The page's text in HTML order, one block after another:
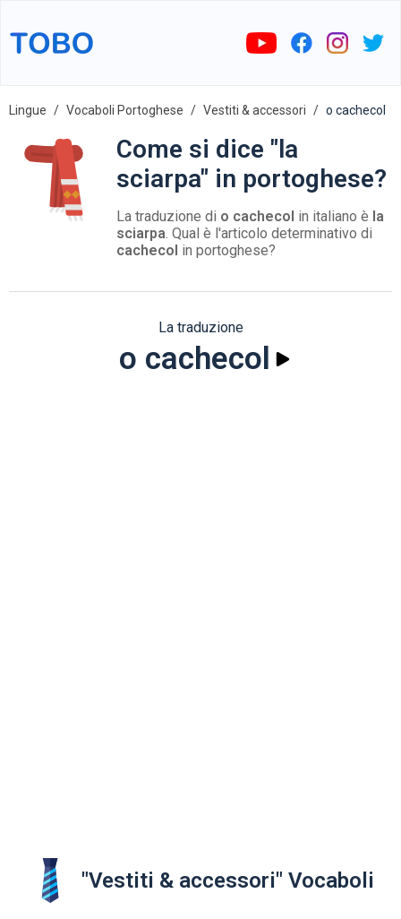
Lingue Vocaboli Portoghese Vestiti & accessori o cachecol
Come si dice "la
sciarpa" in portoghese?
La traduzione di o cachecol in italiano è la
sciarpa. Qual è l'articolo determinativo di
cachecol in portoghese?
La traduzione
o cachecol
"Vestiti & accessori" Vocaboli